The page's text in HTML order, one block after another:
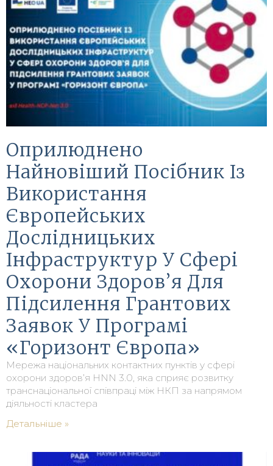
Оприлюднено
Найновіший Посібник Із
Використання
Європейських
Дослідницьких
Інфраструктур У Сфері
Охорони Здоров’я Для
Підсилення Грантових
Заявок У Програмі
«Горизонт Європа»
Мережа національних контактних пунктів у сфері
охорони здоров’я HNN 3.0, яка сприяє розвитку
транснаціональної співпраці між НКП за напрямом
діяльності кластера
Детальніше »